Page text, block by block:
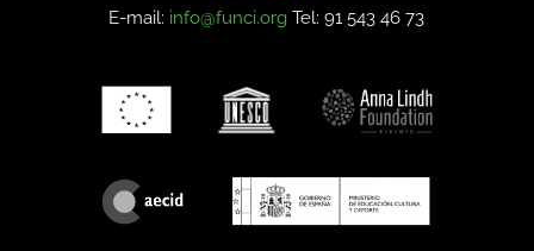
E-mail: info@funci.org Tel: 91 543 46 73